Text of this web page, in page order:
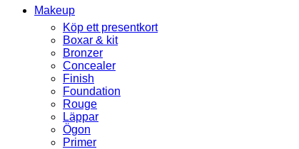
Makeup
Köp ett presentkort
Boxar & kit
Bronzer
Concealer
Finish
Foundation
Rouge
Läppar
Ögon
Primer